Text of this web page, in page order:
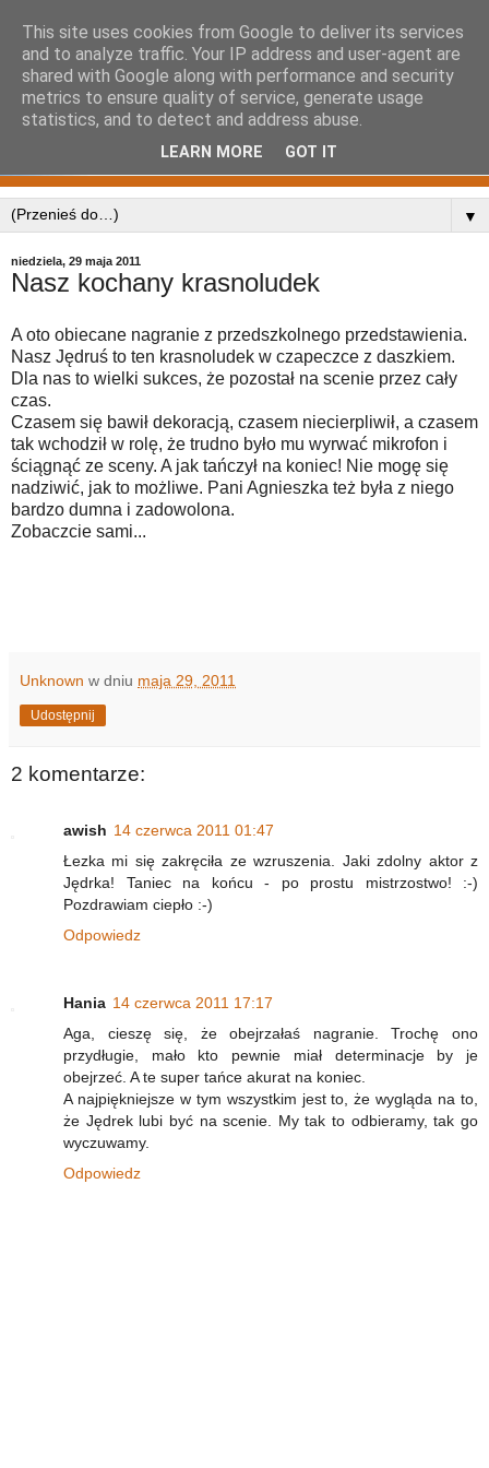
▼
niedziela, 29 maja 2011
Nasz kochany krasnoludek
A oto obiecane nagranie z przedszkolnego przedstawienia.
Nasz Jędruś to ten krasnoludek w czapeczce z daszkiem.
Dla nas to wielki sukces, że pozostał na scenie przez cały
czas.
Czasem się bawił dekoracją, czasem niecierpliwił, a czasem
tak wchodził w rolę, że trudno było mu wyrwać mikrofon i
ściągnąć ze sceny. A jak tańczył na koniec! Nie mogę się
nadziwić, jak to możliwe. Pani Agnieszka też była z niego
bardzo dumna i zadowolona.
Zobaczcie sami...
Unknown w dniu maja 29, 2011
Udostępnij
2 komentarze:
awish 14 czerwca 2011 01:47
Łezka mi się zakręciła ze wzruszenia. Jaki zdolny aktor z
Jędrka! Taniec na końcu - po prostu mistrzostwo! :-)
Pozdrawiam ciepło :-)
Odpowiedz
Hania 14 czerwca 2011 17:17
Aga, cieszę się, że obejrzałaś nagranie. Trochę ono
przydługie, mało kto pewnie miał determinacje by je
obejrzeć. A te super tańce akurat na koniec.
A najpiękniejsze w tym wszystkim jest to, że wygląda na to,
że Jędrek lubi być na scenie. My tak to odbieramy, tak go
wyczuwamy.
Odpowiedz
This site uses cookies from Google to deliver its services
and to analyze traffic. Your IP address and user-agent are
shared with Google along with performance and security
metrics to ensure quality of service, generate usage
statistics, and to detect and address abuse.
LEARN MORE GOT IT